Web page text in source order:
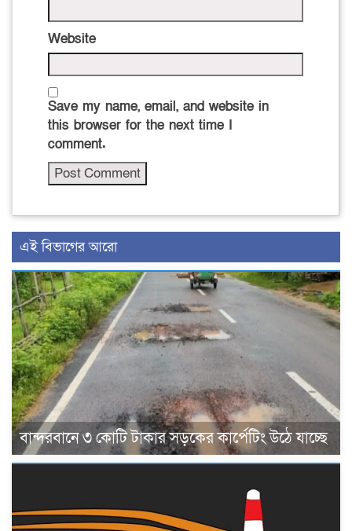
Website
Save my name, email, and website in
this browser for the next time I
comment.
এই বিভাগের আরো
বান্দরবানে ৩ কোটি টাকার সড়কের কার্পেটিং উঠে যাচ্ছে